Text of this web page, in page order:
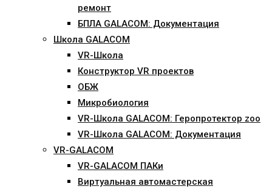
ремонт
БПЛА GALACOM: Документация
Школа GALACOM
VR-Школа
Конструктор VR проектов
ОБЖ
Микробиология
VR-Школа GALACOM: Геропротектор zoo
VR-Школа GALACOM: Документация
VR-GALACOM
VR-GALACOM ПАКи
Виртуальная автомастерская